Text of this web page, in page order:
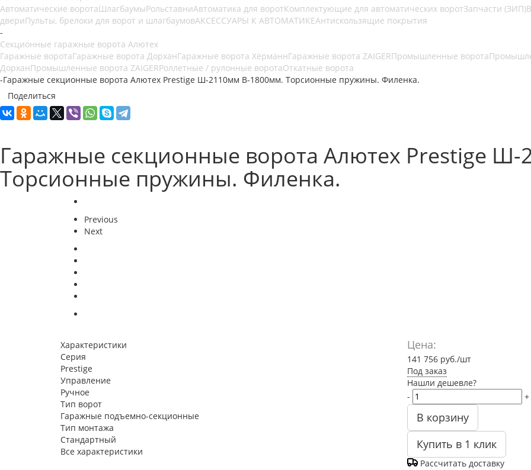
Автоматические воротаШлагбаумыРольставниАвтоматика для воротКомплектующие для автоматических воротЗапчасти (ЗИП)
двериПульты, брелоки для ворот и шлагбаумовАКСЕССУАРЫ К АВТОМАТИКЕАнтискользящие покрытия
-
Секционные гаражные ворота Алютех
Гаражные воротаГаражные ворота ДорханГаражные ворота ХёрманнГаражные ворота ZAIGERПромышленные ворота
ДорханПромышленные ворота ZAIGERРоллетные / рулонные воротаОткатные ворота
-Гаражные секционные ворота Алютех Prestige Ш-2110мм В-1800мм. Торсионные пружины. Филенка.
Поделиться
Гаражные секционные ворота Алютех Prestige
Торсионные пружины. Филенка.
Previous
Next
Характеристики
Серия
Prestige
Управление
Ручное
Тип ворот
Гаражные подъемно-секционные
Тип монтажа
Стандартный
Все характеристики
Цена:
141 756 руб./шт
Под заказ
Нашли дешевле?
-
+
В корзину
Купить в 1 клик
Рассчитать доставку